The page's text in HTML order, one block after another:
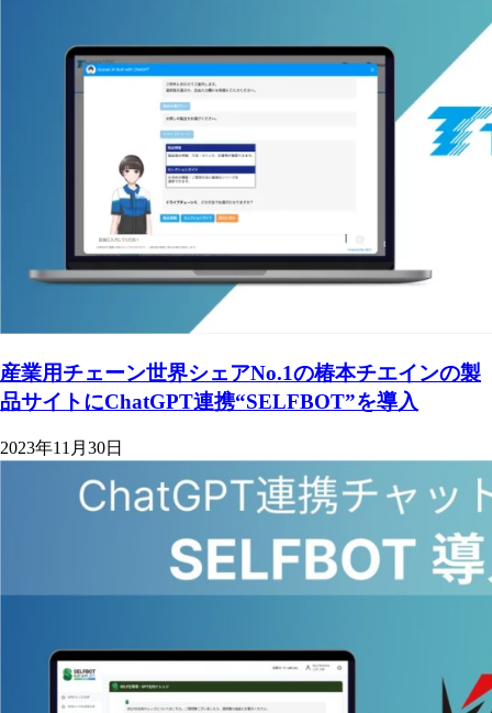
産業用チェーン世界シェアNo.1の椿本チエインの製
品サイトにChatGPT連携“SELFBOT”を導入
2023年11月30日